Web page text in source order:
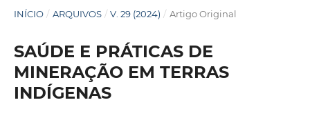
INÍCIO / ARQUIVOS / V. 29 (2024) / Artigo Original
SAÚDE E PRÁTICAS DE
MINERAÇÃO EM TERRAS
INDÍGENAS